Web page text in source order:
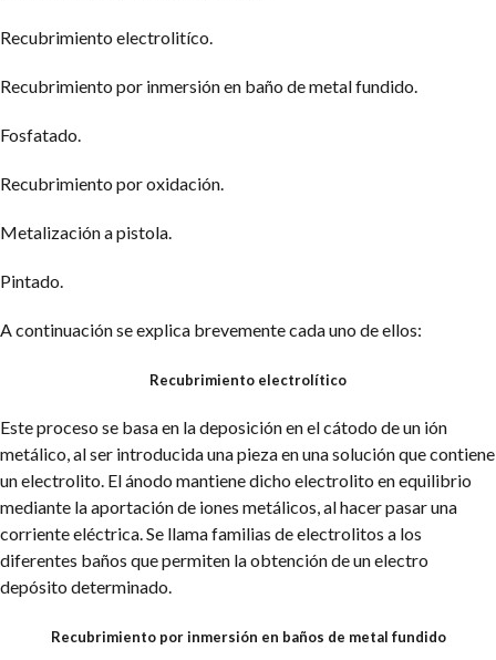
Recubrimiento electrolitíco.
Recubrimiento por inmersión en baño de metal fundido.
Fosfatado.
Recubrimiento por oxidación.
Metalización a pistola.
Pintado.
A continuación se explica brevemente cada uno de ellos:
Recubrimiento electrolítico
Este proceso se basa en la deposición en el cátodo de un ión
metálico, al ser introducida una pieza en una solución que contiene
un electrolito. El ánodo mantiene dicho electrolito en equilibrio
mediante la aportación de iones metálicos, al hacer pasar una
corriente eléctrica.Se llama familias de electrolitos a los
diferentes baños que permiten la obtención de un electro
depósito determinado.
Recubrimiento por inmersión en baños de metal fundido